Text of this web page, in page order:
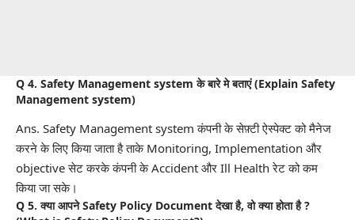
Q 4. Safety Management system के बारे मे बताएं (Explain Safety
Management system)
Ans. Safety Management system कंपनी के सेफ़्टी ऐस्पेक्ट को मैनेज
करने के लिए किया जाता है ताके Monitoring, Implementation और
objective सेट करके कंपनी के Accident और Ill Health रेट को कम
किया जा सके।
Q 5. क्या आपने Safety Policy Document देखा है, वो क्या होता है ?